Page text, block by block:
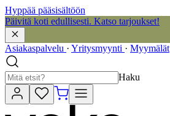
Hyppää pääsisältöön
Päivitä koti edullisesti. Katso tarjoukset!
Asiakaspalvelu · Yritysmyynti · Myymälät
Haku